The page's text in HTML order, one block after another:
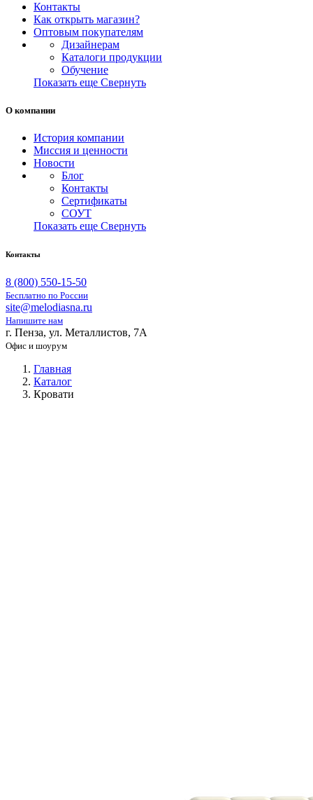
Контакты
Как открыть магазин?
Оптовым покупателям
Дизайнерам
Каталоги продукции
Обучение
Показать еще Свернуть
О компании
История компании
Миссия и ценности
Новости
Блог
Контакты
Сертификаты
СОУТ
Показать еще Свернуть
Контакты
8 (800) 550-15-50
Бесплатно по России
site@melodiasna.ru
Напишите нам
г. Пенза, ул. Металлистов, 7А
Офис и шоурум
Главная
Каталог
Кровати